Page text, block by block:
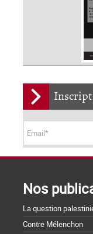
Nos
La question
Contre Mélenchon